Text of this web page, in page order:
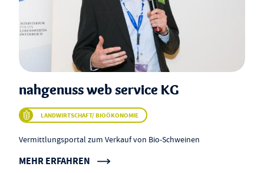
nahgenuss web service KG
LANDWIRTSCHAFT/ BIOÖKONOMIE
Vermittlungsportal zum Verkauf von Bio-Schweinen
MEHR ERFAHREN